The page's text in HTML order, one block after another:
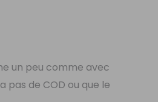
un peu comme avec
pas de COD ou que le